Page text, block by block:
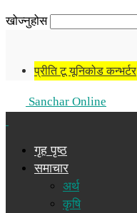
खोज्नुहोस
प्रीति टू यूनिकोड कन्भर्टर
Sanchar Online
गृह पृष्ठ
समाचार
अर्थ
कृषि